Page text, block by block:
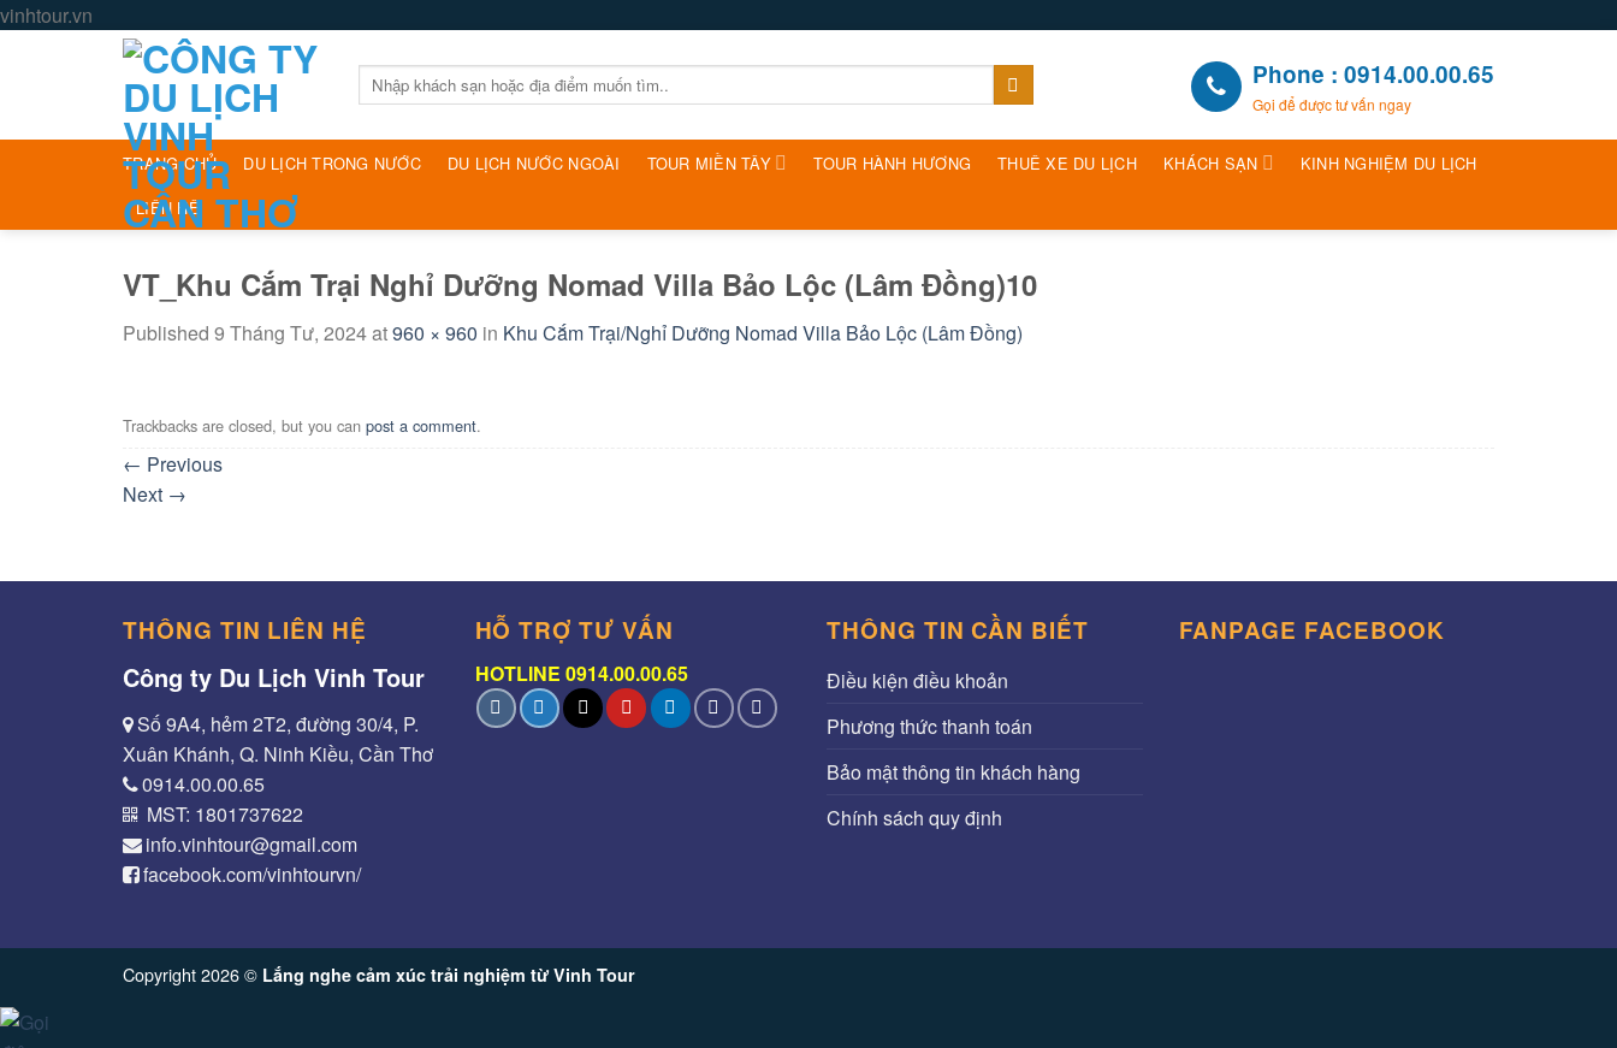
vinhtour.vn
content
Tìm
kiếm:
Phone : 0914.00.00.65
Gọi để được tư vấn ngay
TRANG CHỦ DU LỊCH TRONG NƯỚC DU LỊCH NƯỚC NGOÀI TOUR MIỀN TÂY TOUR HÀNH HƯƠNG THUÊ XE DU LỊCH KHÁCH SẠN
KINH NGHIỆM DU LỊCH
LIÊN HỆ
VT_Khu Cắm Trại Nghỉ Dưỡng Nomad Villa Bảo Lộc (Lâm Đồng)10
Published 9 Tháng Tư, 2024at960 × 960 in Khu Cắm Trại/Nghỉ Dưỡng Nomad Villa Bảo Lộc (Lâm Đồng)
Trackbacks are closed, but you can post a comment.
← Previous
Next →
THÔNG TIN LIÊN HỆ
Công ty Du Lịch Vinh Tour
Số 9A4, hẻm 2T2, đường 30/4, P.
Xuân Khánh, Q. Ninh Kiều, Cần Thơ
0914.00.00.65
MST: 1801737622
info.vinhtour@gmail.com
facebook.com/vinhtourvn/
HỖ TRỢ TƯ VẤN
HOTLINE 0914.00.00.65
THÔNG TIN CẦN BIẾT
Điều kiện điều khoản
Phương thức thanh toán
Bảo mật thông tin khách hàng
Chính sách quy định
FANPAGE FACEBOOK
Copyright 2026 © Lắng nghe cảm xúc trải nghiệm từ Vinh Tour